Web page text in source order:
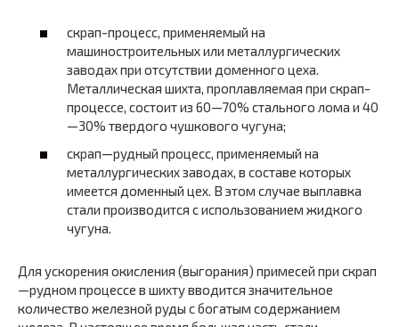
скрап-процесс, применяемый на
машиностроительных или металлургических
заводах при отсутствии доменного цеха.
Металлическая шихта, проплавляемая при скрап-
процессе, состоит из 60—70% стального лома и 40
—30% твердого чушкового чугуна;
скрап—рудный процесс, применяемый на
металлургических заводах, в составе которых
имеется доменный цех. В этом случае выплавка
стали производится с использованием жидкого
чугуна.
Для ускорения окисления (выгорания) примесей при скрап
—рудном процессе в шихту вводится значительное
количество железной руды с богатым содержанием